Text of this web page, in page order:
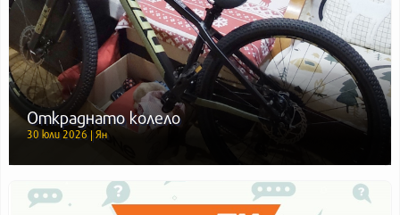
Откраднато колело
30 юли 2026 | Ян